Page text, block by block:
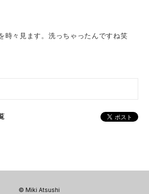
時々見ます。洗っちゃったんですね笑
© Miki Atsushi